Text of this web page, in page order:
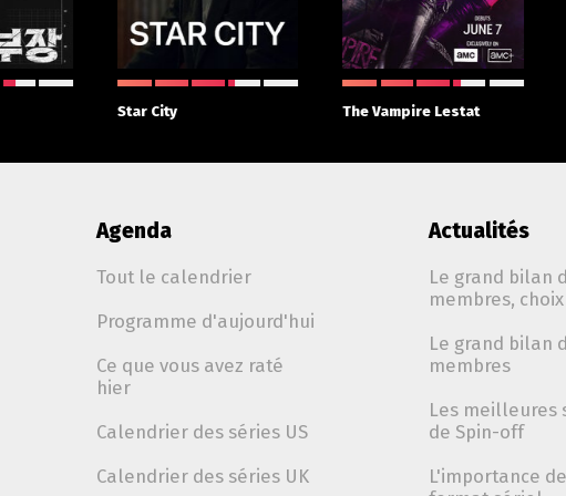
Star City The Vampire Lestat
Agenda
Tout le calendrier
Programme d'aujourd'hui
Ce que vous avez raté
hier
Calendrier des séries US
Calendrier des séries UK
Actualités
Le grand bilan
membres,
Le grand bilan
membres
Les meilleures
de Spin-off
L'importance